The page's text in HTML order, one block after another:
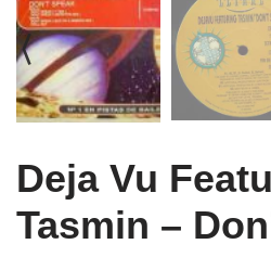
Deja Vu
Tasmin ‎–